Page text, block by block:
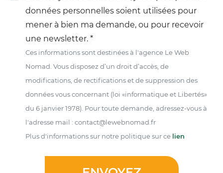
données personnelles soient utilisées pour
mener à bien ma demande, ou pour recevoir
une newsletter. *
Ces informations sont destinées à l'agence Le Web
Nomad. Vous disposez d’un droit d’accès, de
modifications, de rectifications et de suppression des
données vous concernant (loi «informatique et Libertés»
du 6 janvier 1978). Pour toute demande, adressez-vous à
l'adresse mail : contact@lewebnomad.fr
Plus d'informations sur notre politique sur ce lien